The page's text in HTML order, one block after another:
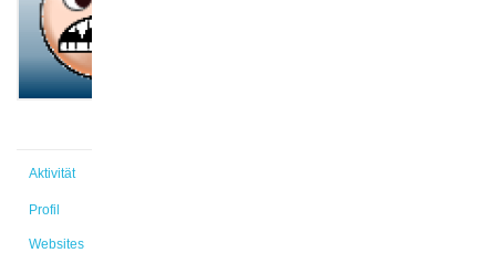
Aktivität
Profil
Websites